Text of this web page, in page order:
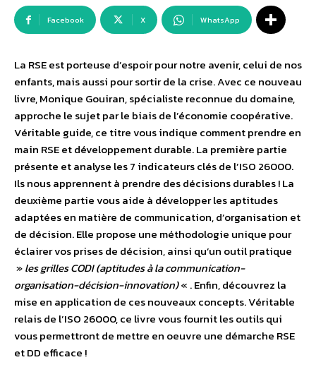
Facebook X WhatsApp
La RSE est porteuse d’espoir pour notre avenir, celui de nos
enfants, mais aussi pour sortir de la crise. Avec ce nouveau
livre, Monique Gouiran, spécialiste reconnue du domaine,
approche le sujet par le biais de l’économie coopérative.
Véritable guide, ce titre vous indique comment prendre en
main RSE et développement durable. La première partie
présente et analyse les 7 indicateurs clés de l’ISO 26000.
Ils nous apprennent à prendre des décisions durables ! La
deuxième partie vous aide à développer les aptitudes
adaptées en matière de communication, d’organisation et
de décision. Elle propose une méthodologie unique pour
éclairer vos prises de décision, ainsi qu’un outil pratique
»les grilles CODI (aptitudes à la communication-
organisation-décision-innovation)« . Enfin, découvrez la
mise en application de ces nouveaux concepts. Véritable
relais de l’ISO 26000, ce livre vous fournit les outils qui
vous permettront de mettre en oeuvre une démarche RSE
et DD efficace !